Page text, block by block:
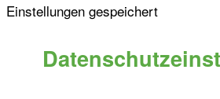
Einstellungen gespeichert